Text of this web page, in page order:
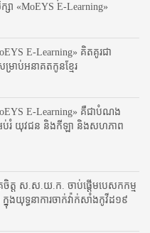
ា «MoEYS E-Learning»
E-Learning» គិតគូរជា
ម្រាប់អនាគតកូនខ្មែរ
E-Learning» គឺជាបំណង
ងអប់រំ​ យុវជន និងកីឡា និងសហភាព
គ្រចិត្ត ស.ស.យ.ក. ចាប់ផ្តើមបេសកកម្ម
នុងយុទ្ធនាការចាក់វ៉ាក់សាំងកូវីដ១៩